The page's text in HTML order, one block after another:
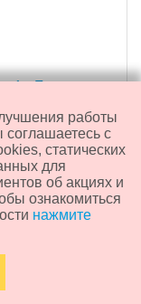
1"
работы
с
статических
для
об акциях и
ознакомиться
нажмите